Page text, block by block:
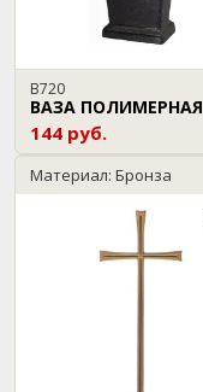
В720
ВАЗА ПОЛИМЕРНАЯ
144 руб.
Материал: Бронза